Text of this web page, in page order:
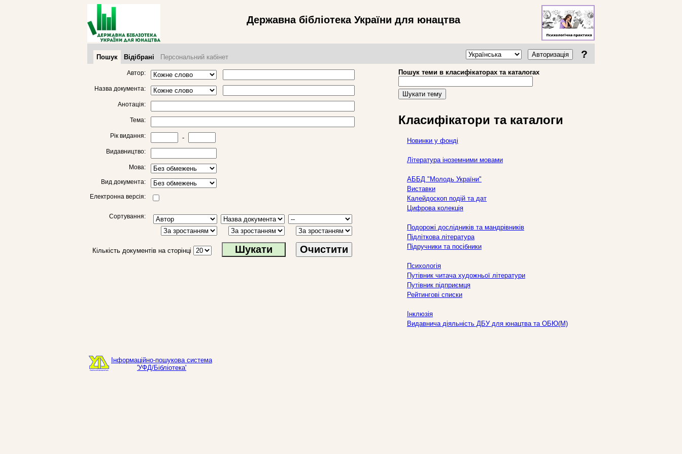
Державна бібліотека України для юнацтва
Пошук Відібрані Персональний кабінет Авторизація ?
Автор:
Назва документа:
Анотація:
Тема:
Рік видання: -
Видавництво:
Мова:
Вид документа:
Електронна версія:
Сортування:
Кількість документів на сторінці Очистити
Пошук теми в класифікаторах та каталогах
Шукати тему
Класифікатори та каталоги
Новинки у фонді
Література іноземними мовами
АББД "Молодь України"
Виставки
Калейдоскоп подій та дат
Цифрова колекція
Подорожі дослідників та мандрівників
Підліткова література
Підручники та посібники
Психологія
Путівник читача художньої літератури
Путівник підприємця
Рейтингові списки
Інклюзія
Видавнича діяльність ДБУ для юнацтва та ОБЮ(М)
Інформаційно-пошукова система
'УФД/Бібліотека'